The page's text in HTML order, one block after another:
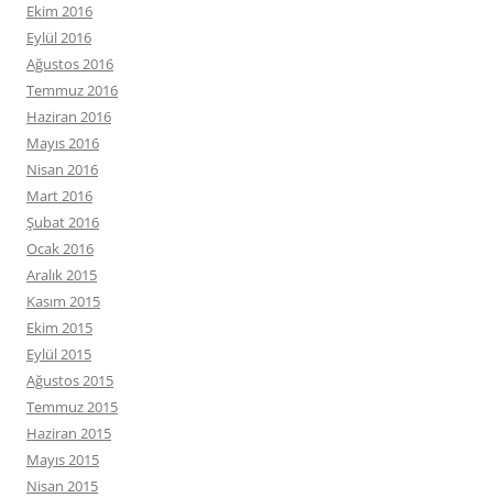
Ekim 2016
Eylül 2016
Ağustos 2016
Temmuz 2016
Haziran 2016
Mayıs 2016
Nisan 2016
Mart 2016
Şubat 2016
Ocak 2016
Aralık 2015
Kasım 2015
Ekim 2015
Eylül 2015
Ağustos 2015
Temmuz 2015
Haziran 2015
Mayıs 2015
Nisan 2015